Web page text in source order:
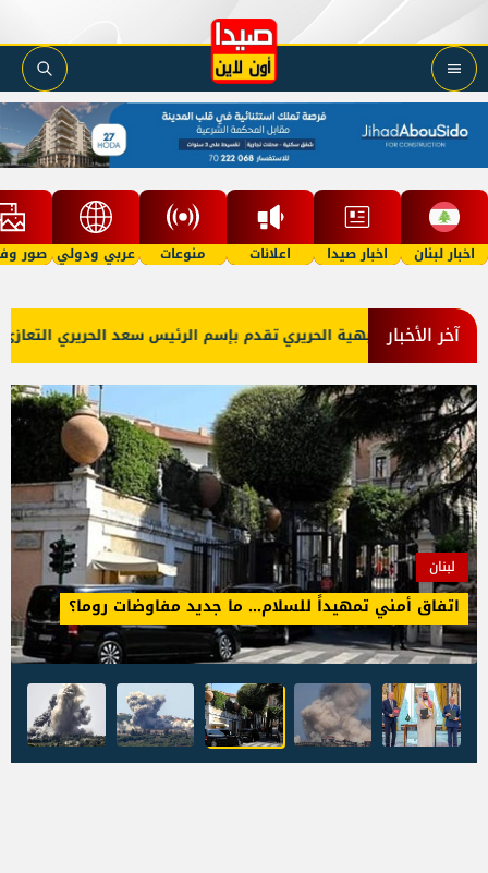
اخبار لبنان اخبار صيدا اعلانات منوعات عربي ودولي صور
آخر الأخبار
بهية الحريري تقدم بإسم الرئيس سعد الحريري التعازي بوفاة
صيدا اون لاين
موقع إخباري، ثقافي، اجتماعي منوّع
لبنان
اتفاق أمني تمهيداً للسلام... ما جديد مفاوضات روما؟